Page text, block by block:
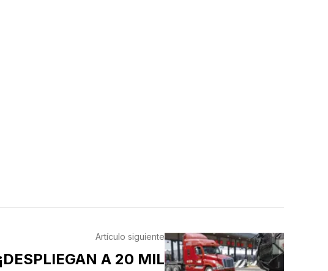
Artículo siguiente
¡DESPLIEGAN A 20 MIL